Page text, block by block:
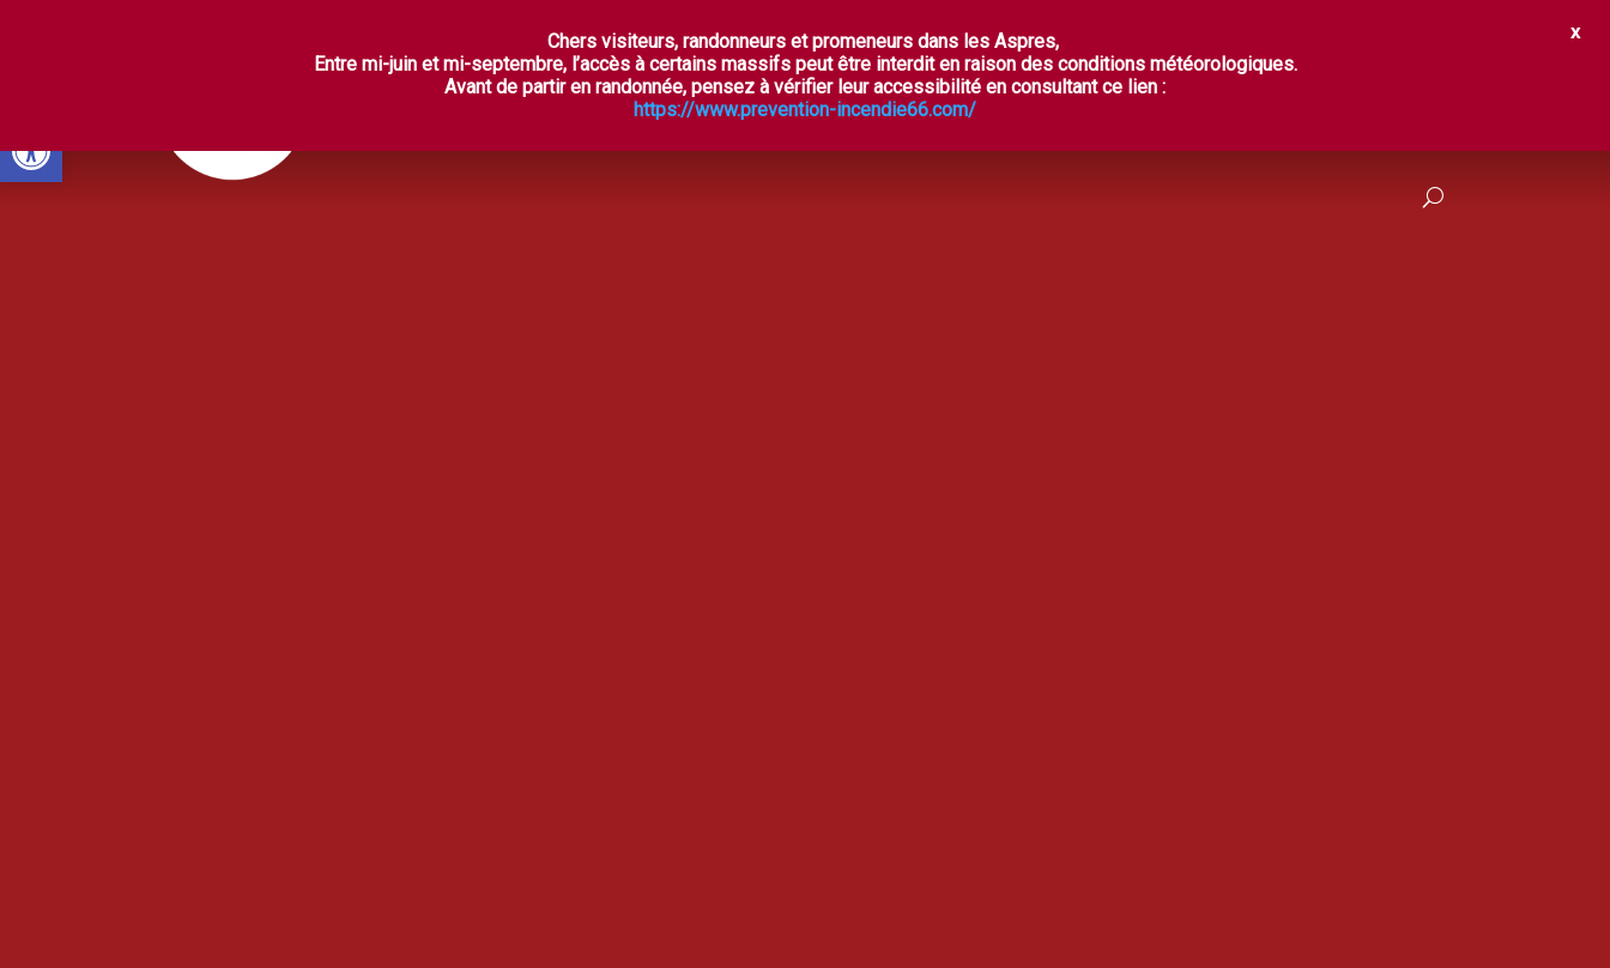
LES ASPRES SECRÈTES À VOIR, À FAIRE OÙ DORMIR ?
Chers visiteurs, randonneurs et promeneurs dans les Aspres,
Entre mi-juin et mi-septembre, l’accès à certains massifs peut être interdit en raison des conditions météorologiques.
Avant de partir en randonnée, pensez à vérifier leur accessibilité en consultant ce lien :
https://www.prevention-incendie66.com/